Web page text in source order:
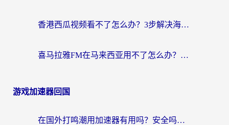
香港西瓜视频看不了怎么办？3步解决海外追剧难题，附靠谱加速器推荐
喜马拉雅FM在马来西亚用不了怎么办？海外华人亲测有效的回国加速指南
游戏加速器回国
在国外打鸣潮用加速器有用吗？安全吗？海外玩家国服游戏加速全指南